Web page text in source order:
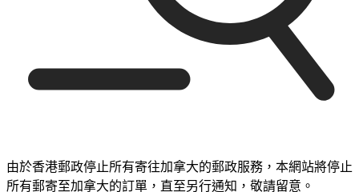
由於香港郵政停止所有寄往加拿大的郵政服務，本網站將停止
所有郵寄至加拿大的訂單，直至另行通知，敬請留意。